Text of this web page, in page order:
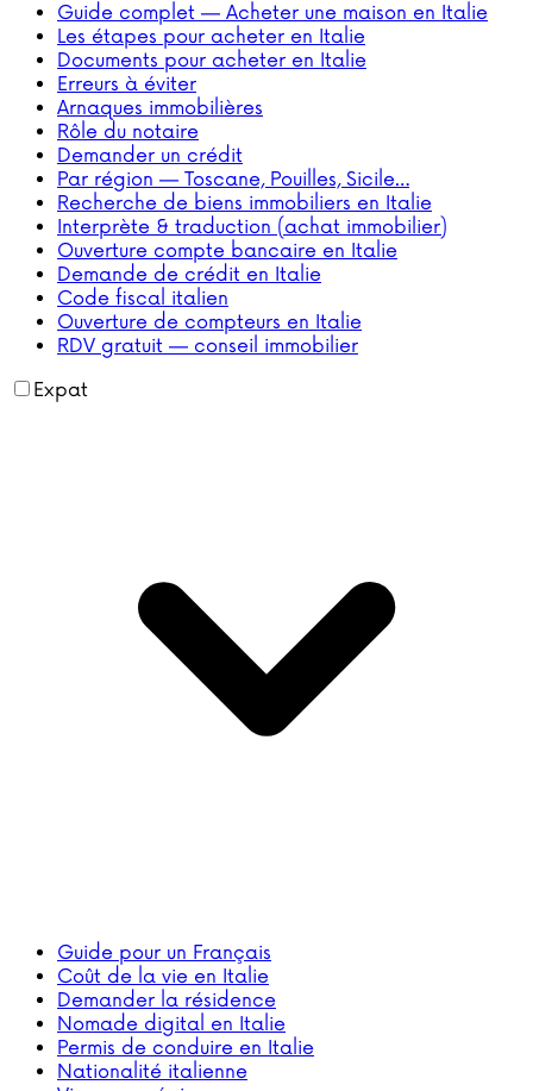
Guide complet — Acheter une maison en Italie
Les étapes pour acheter en Italie
Documents pour acheter en Italie
Erreurs à éviter
Arnaques immobilières
Rôle du notaire
Demander un crédit
Par région — Toscane, Pouilles, Sicile…
Recherche de biens immobiliers en Italie
Interprète & traduction (achat immobilier)
Ouverture compte bancaire en Italie
Demande de crédit en Italie
Code fiscal italien
Ouverture de compteurs en Italie
RDV gratuit — conseil immobilier
Expat
Guide pour un Français
Coût de la vie en Italie
Demander la résidence
Nomade digital en Italie
Permis de conduire en Italie
Nationalité italienne